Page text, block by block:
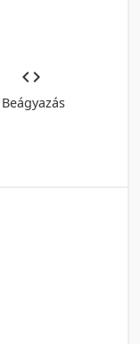
Beágyazás